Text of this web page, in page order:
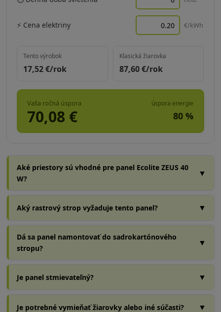
⚡ Cena elektriny €/kWh
Tento výrobok
17,52€/rok
Klasická žiarovka
87,60€/rok
Vaša ročná úspora
70,08 €
úspora energie
80 %
Aké priestory sú vhodné pre panel Ecolite ZEUS 40
W?
▼
Aký rastrový strop vyžaduje tento panel? ▼
Dá sa panel namontovať do sadrokartónového
stropu?
▼
Je panel stmievateľný? ▼
Je potrebné vymieňať žiarovky alebo iné súčasti? ▼